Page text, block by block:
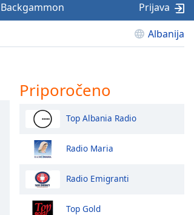
Albanija
Backgammon Prijava
Priporočeno
Top Albania Radio
Radio Maria
Radio Emigranti
Top Gold